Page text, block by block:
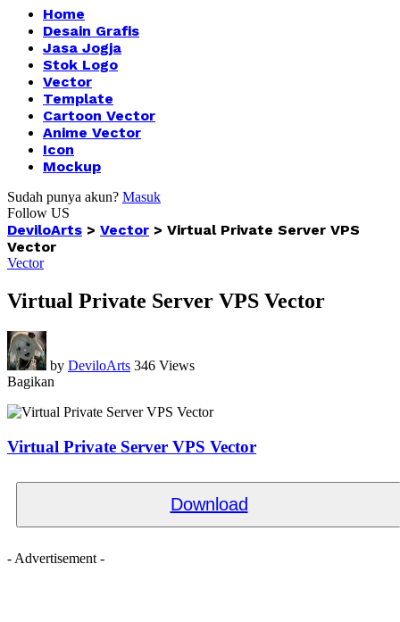
Home
Desain Grafis
Jasa Jogja
Stok Logo
Vector
Template
Cartoon Vector
Anime Vector
Icon
Mockup
Sudah punya akun? Masuk
Follow US
DeviloArts > Vector > Virtual Private Server VPS
Vector
Vector
Virtual Private Server VPS Vector
by DeviloArts 346 Views
Bagikan
Virtual Private Server VPS Vector
Download
- Advertisement -